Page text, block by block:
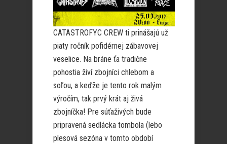
CATASTROFYC CREW ti prinášajú už
piaty ročník pofidérnej zábavovej
veselice. Na bráne ťa tradične
pohostia živí zbojníci chlebom a
soľou, a keďže je tento rok malým
výročím, tak prvý krát aj živá
zbojníčka! Pre súťaživých bude
pripravená sedlácka tombola (lebo
plesová sezóna v tomto období